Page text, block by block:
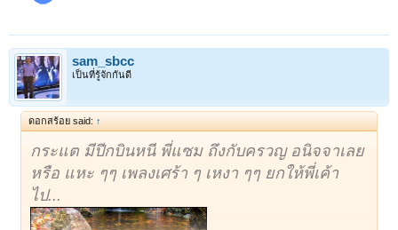
sam_sbcc
เป็นที่รู้จักกันดี
ดอกสร้อย said: ↑
กระแต มีปีกบินหนี พี่แซม ถึงกับครวญ อนิจจาเลย
หรือ แหะ ๆๆ เพลงเศร้า ๆ เหงา ๆๆ ยกให้พี่เค้า
ไป...